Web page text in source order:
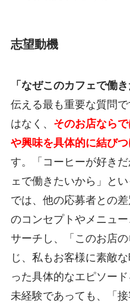
志望動機
「なぜこのカフェで働き
伝える最も重要な質問
はなく、 そのお店なら
や興味を具体的に結び
す。「コーヒーが好き
ェで働きたいから」と
では、他の応募者との
のコンセプトやメニュ
サーチし、「このお店
じ、私もお客様に素敵
った具体的なエピソー
未経験であっても、「